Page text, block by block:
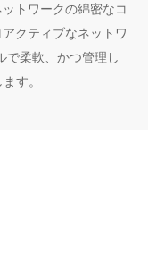
トワークの綿密なコ
クティブなネットワ
で柔軟、かつ管理し
す。